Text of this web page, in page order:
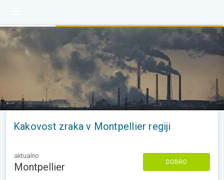
Kakovost zraka v Montpellier regiji
aktualno
Montpellier DOBRO